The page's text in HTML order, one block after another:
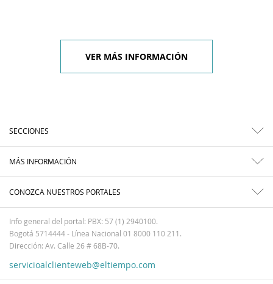
VER MÁS INFORMACIÓN
SECCIONES
MÁS INFORMACIÓN
CONOZCA NUESTROS PORTALES
Info general del portal: PBX: 57 (1) 2940100.
Bogotá 5714444 - Línea Nacional 01 8000 110 211.
Dirección: Av. Calle 26 # 68B-70.
servicioalclienteweb@eltiempo.com